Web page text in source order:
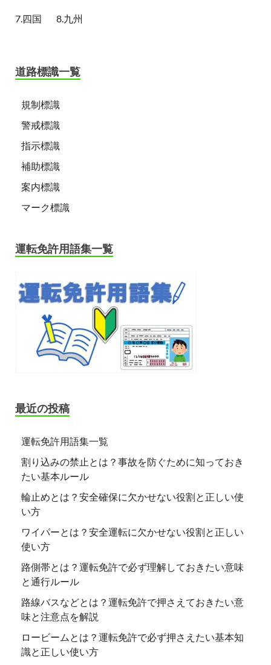
7.四国 8.九州
道路標識一覧
規制標識
警戒標識
指示標識
補助標識
案内標識
マーク標識
運転免許用語集一覧
最近の投稿
運転免許用語集一覧
割り込みの禁止とは？事故を防ぐために知っておき
たい基本ルール
輪止めとは？安全確保に欠かせない役割と正しい使
い方
ワイパーとは？安全運転に欠かせない役割と正しい
使い方
路側帯とは？運転免許で必ず理解しておきたい意味
と通行ルール
路線バスなどとは？運転免許で押さえておきたい意
味と注意点を解説
ロービームとは？運転免許で必ず押さえたい基本知
識と正しい使い方